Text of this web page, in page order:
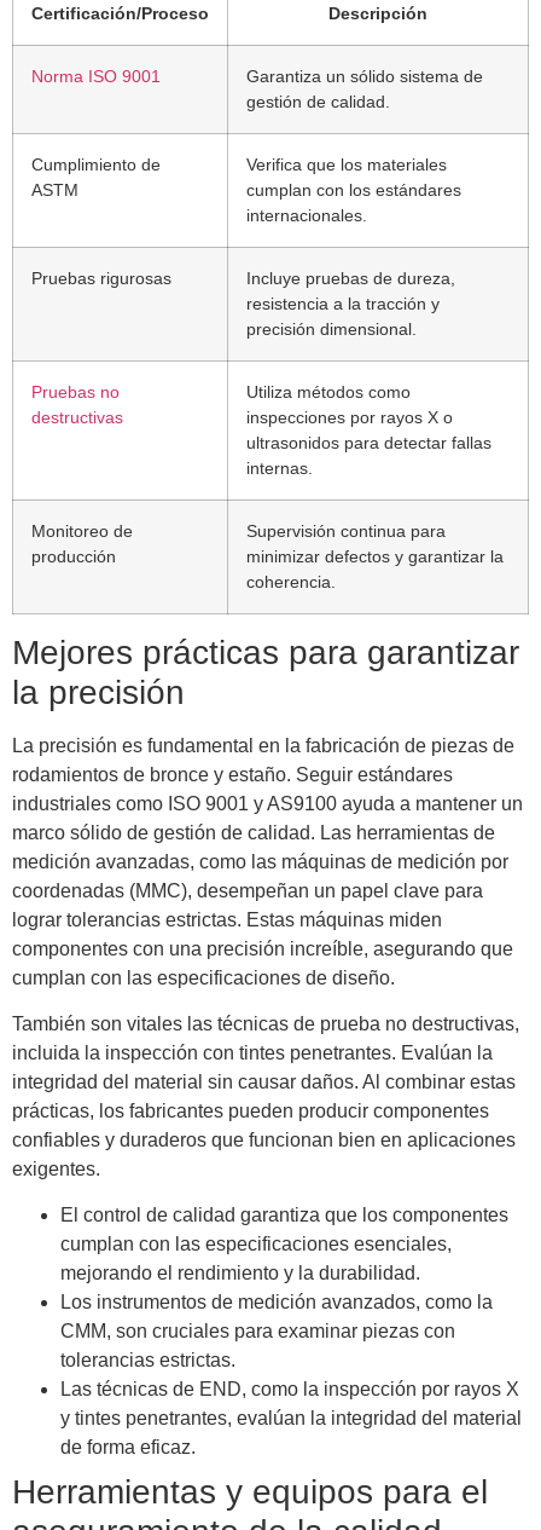
Certificación/Proceso Descripción
Norma ISO 9001
Garantiza un sólido sistema de
gestión de calidad.
Cumplimiento de
ASTM
Verifica que los materiales
cumplan con los estándares
internacionales.
Pruebas rigurosas
Incluye pruebas de dureza,
resistencia a la tracción y
precisión dimensional.
Pruebas no
destructivas
Utiliza métodos como
inspecciones por rayos X o
ultrasonidos para detectar fallas
internas.
Monitoreo de
producción
Supervisión continua para
minimizar defectos y garantizar la
coherencia.
Mejores prácticas para garantizar
la precisión
La precisión es fundamental en la fabricación de piezas de
rodamientos de bronce y estaño. Seguir estándares
industriales como ISO 9001 y AS9100 ayuda a mantener un
marco sólido de gestión de calidad. Las herramientas de
medición avanzadas, como las máquinas de medición por
coordenadas (MMC), desempeñan un papel clave para
lograr tolerancias estrictas. Estas máquinas miden
componentes con una precisión increíble, asegurando que
cumplan con las especificaciones de diseño.
También son vitales las técnicas de prueba no destructivas,
incluida la inspección con tintes penetrantes. Evalúan la
integridad del material sin causar daños. Al combinar estas
prácticas, los fabricantes pueden producir componentes
confiables y duraderos que funcionan bien en aplicaciones
exigentes.
El control de calidad garantiza que los componentes
cumplan con las especificaciones esenciales,
mejorando el rendimiento y la durabilidad.
Los instrumentos de medición avanzados, como la
CMM, son cruciales para examinar piezas con
tolerancias estrictas.
Las técnicas de END, como la inspección por rayos X
y tintes penetrantes, evalúan la integridad del material
de forma eficaz.
Herramientas y equipos para el